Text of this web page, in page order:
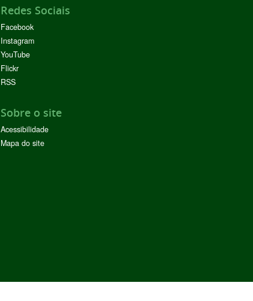
Redes Sociais
Facebook
Instagram
YouTube
Flickr
RSS
Sobre o site
Acessibilidade
Mapa do site